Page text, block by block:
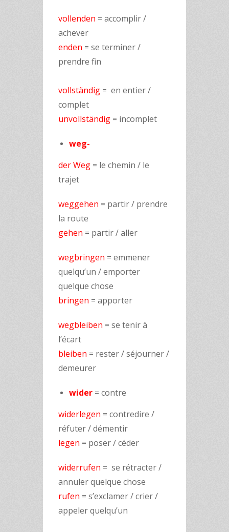
vollenden = accomplir /
achever
enden = se terminer /
prendre fin
vollständig = en entier /
complet
unvollständig = incomplet
weg-
der Weg = le chemin / le
trajet
weggehen = partir / prendre
la route
gehen = partir / aller
wegbringen = emmener
quelqu’un / emporter
quelque chose
bringen = apporter
wegbleiben = se tenir à
l’écart
bleiben = rester / séjourner /
demeurer
wider = contre
widerlegen = contredire /
réfuter / démentir
legen = poser / céder
widerrufen = se rétracter /
annuler quelque chose
rufen = s’exclamer / crier /
appeler quelqu’un